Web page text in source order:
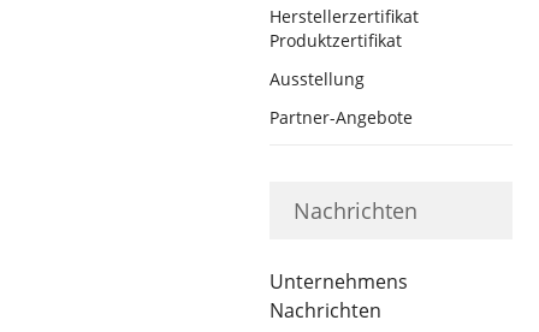
Herstellerzertifikat
Produktzertifikat
Ausstellung
Partner-Angebote
Nachrichten
Unternehmens
Nachrichten